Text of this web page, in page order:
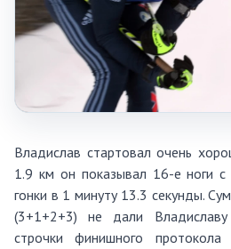
Владислав стартовал очень
1.9 км он показывал 16-е ноги
гонки в 1 минуту 13.3 секунды.
(3+1+2+3) не дали
строчки финишного